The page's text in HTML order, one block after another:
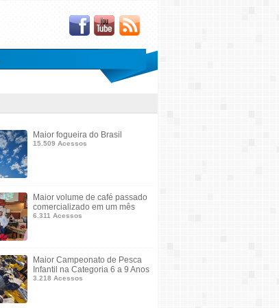
Maior fogueira do Brasil
15.509 Acessos
Maior volume de café passado
comercializado em um mês
6.311 Acessos
Maior Campeonato de Pesca
Infantil na Categoria 6 a 9 Anos
3.218 Acessos